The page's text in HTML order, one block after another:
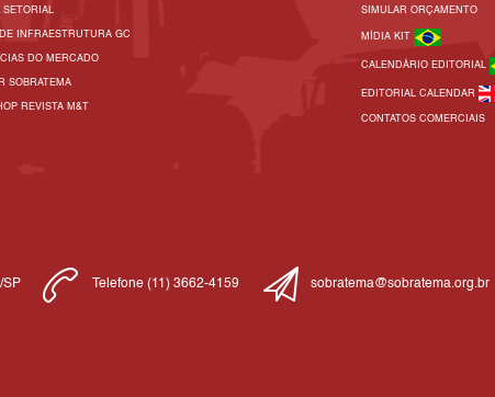
SETORIAL
INFRAESTRUTURA GC
DO MERCADO
SOBRATEMA
REVISTA M&T
SIMULAR ORÇAMENTO
MÍDIA KIT
CALENDÁRIO EDITORIAL
EDITORIAL CALENDAR
CONTATOS COMERCIAIS
SP Telefone (11) 3662-4159 sobratema@sobratema.org.br